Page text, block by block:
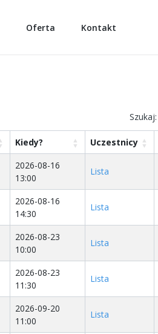
Oferta Kontakt
Szukaj:
Kiedy? Uczestnicy
2026-08-16
13:00
Lista
2026-08-16
14:30
Lista
2026-08-23
10:00
Lista
2026-08-23
11:30
Lista
2026-09-20
11:00
Lista